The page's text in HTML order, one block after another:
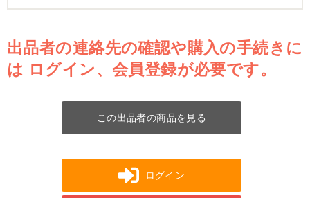
出品者の連絡先の確認や購入の手続きに
は ログイン、会員登録が必要です。
この出品者の商品を見る
ログイン